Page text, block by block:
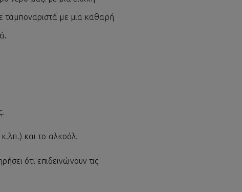
ταμποναριστά με μια καθαρή
και το αλκοόλ.
ότι επιδεινώνουν τις